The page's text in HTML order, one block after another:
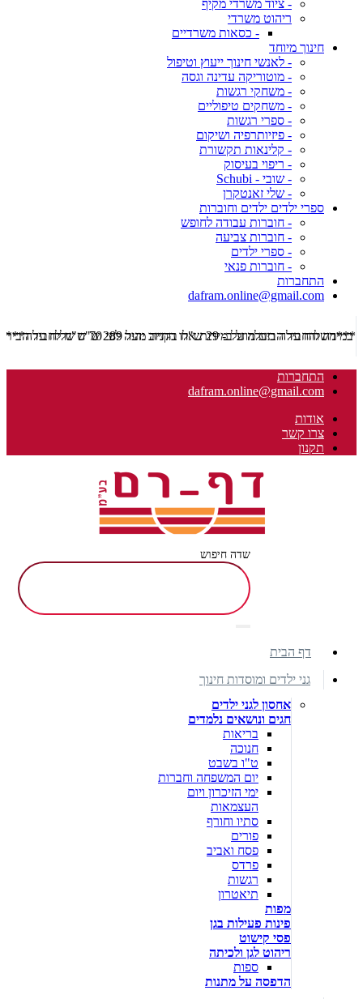
- ציוד משרדי מקיף
ריהוט משרדי
- כסאות משרדיים
חינוך מיוחד
- לאנשי חינוך ייעוץ וטיפול
- מוטוריקה עדינה וגסה
- משחקי רגשות
- משחקים טיפוליים
- ספרי רגשות
- פיזיותרפיה ושיקום
- קלינאות תקשורת
- ריפוי בעיסוק
- שובי - Schubi
- שלי זאנטקרן
ספרי ילדים ילדים וחוברות
- חוברות עבודה לחופש
- חוברות צביעה
- ספרי ילדים
- חוברות פנאי
התחברות
dafram.online@gmail.com
***משלוח עד הבית מוזל ב- 29 ש"ח בקניה מעל 289 ש"ח שליח עד הבית ***
התחברות
dafram.online@gmail.com
אודות
צרו קשר
תקנון
שדה חיפוש
דף הבית
גני ילדים ומוסדות חינוך
אחסון לגני ילדים
חגים ונושאים נלמדים
בריאות
חנוכה
ט"ו בשבט
יום המשפחה וחברות
ימי הזיכרון ויום
העצמאות
סתיו וחורף
פורים
פסח ואביב
פרדס
רגשות
תיאטרון
מפות
פינות פעילות בגן
פסי קישוט
ריהוט לגן ולכיתה
ספות
הדפסה על מתנות